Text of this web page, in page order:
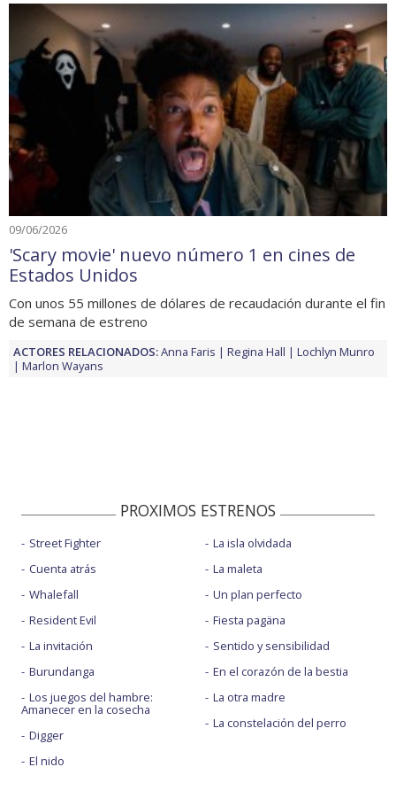
09/06/2026
'Scary movie' nuevo número 1 en cines de
Estados Unidos
Con unos 55 millones de dólares de recaudación durante el fin
de semana de estreno
ACTORES RELACIONADOS:Anna Faris Regina Hall
Lochlyn Munro
Marlon Wayans
PROXIMOS ESTRENOS
Street Fighter
Cuenta atrás
Whalefall
Resident Evil
La invitación
Burundanga
Los juegos del hambre:
Amanecer en la cosecha
Digger
El nido
La isla olvidada
La maleta
Un plan perfecto
Fiesta pagäna
Sentido y sensibilidad
En el corazón de la bestia
La otra madre
La constelación del perro